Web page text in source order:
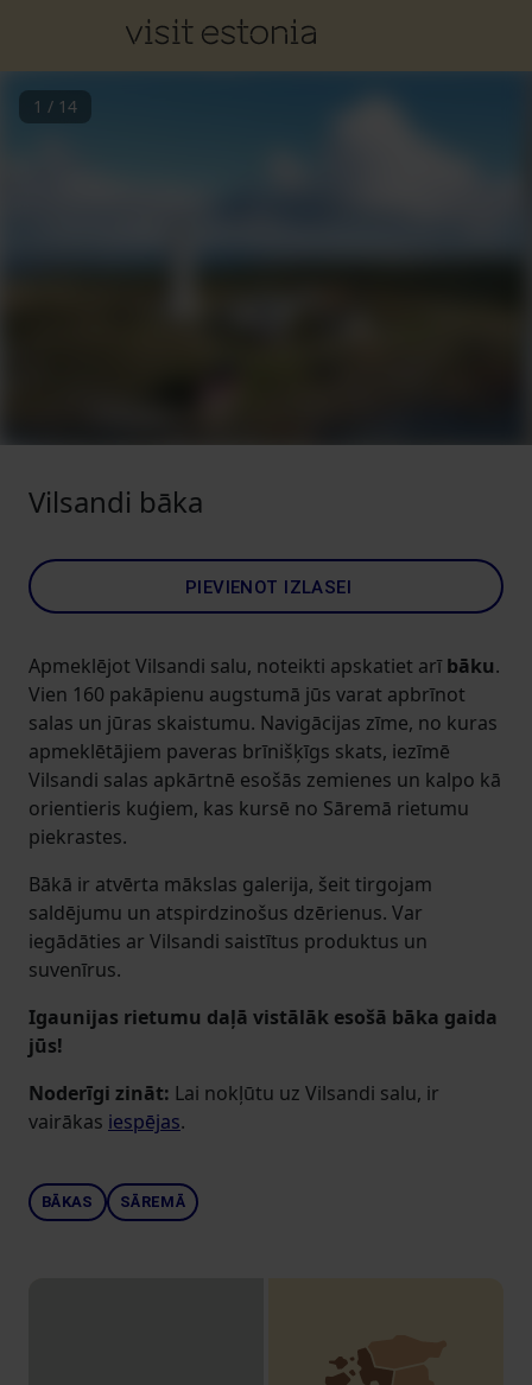
1 / 14
Vilsandi bāka
PIEVIENOT IZLASEI
Apmeklējot Vilsandi salu, noteikti apskatiet arībāku.
Vien 160 pakāpienu augstumā jūs varat apbrīnot
salas un jūras skaistumu. Navigācijas zīme, no kuras
apmeklētājiem paveras brīnišķīgs skats, iezīmē
Vilsandi salas apkārtnē esošās zemienes un kalpo kā
orientieris kuģiem, kas kursē no Sāremā rietumu
piekrastes.
Bākā ir atvērta mākslas galerija, šeit tirgojam
saldējumu un atspirdzinošus dzērienus. Var
iegādāties ar Vilsandi saistītus produktus un
suvenīrus.
Igaunijas rietumu daļā vistālāk esošā bāka gaida
jūs!
Noderīgi zināt: Lai nokļūtu uz Vilsandi salu, ir
vairākas iespējas.
BĀKAS SĀREMĀ